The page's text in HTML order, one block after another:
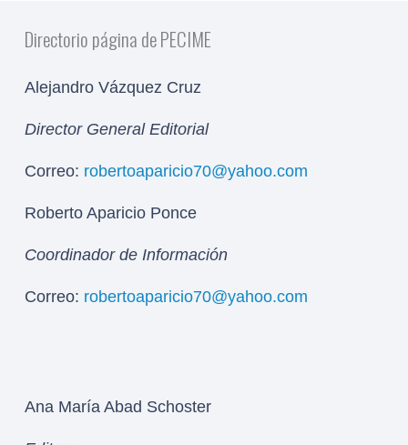
Directorio página de PECIME
Alejandro Vázquez Cruz
Director General Editorial
Correo: robertoaparicio70@yahoo.com
Roberto Aparicio Ponce
Coordinador de Información
Correo: robertoaparicio70@yahoo.com
Ana María Abad Schoster